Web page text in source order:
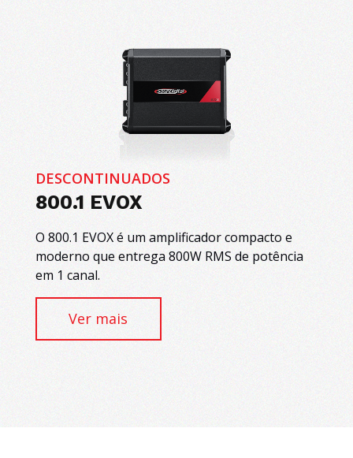
DESCONTINUADOS
800.1 EVOX
O 800.1 EVOX é um amplificador compacto e
moderno que entrega 800W RMS de potência
em 1 canal.
Ver mais